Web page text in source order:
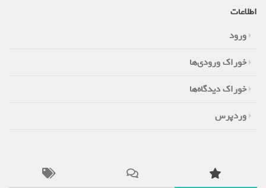
اطلاعات
ورود
خوراک ورودی‌ها
خوراک دیدگاه‌ها
وردپرس